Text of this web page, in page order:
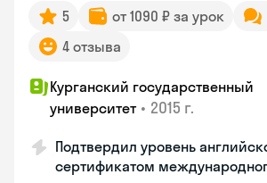
5 от 1090 ₽ за урок
4 отзыва
Курганский государственный
университет • 2015 г.
Подтвердил уровень
сертификатом